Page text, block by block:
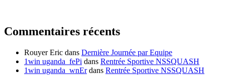
Commentaires récents
Rouyer Eric dans Dernière Journée par Equipe
1win uganda_fePi dans Rentrée Sportive NSSQUASH
1win uganda_wnErdans Rentrée Sportive NSSQUASH